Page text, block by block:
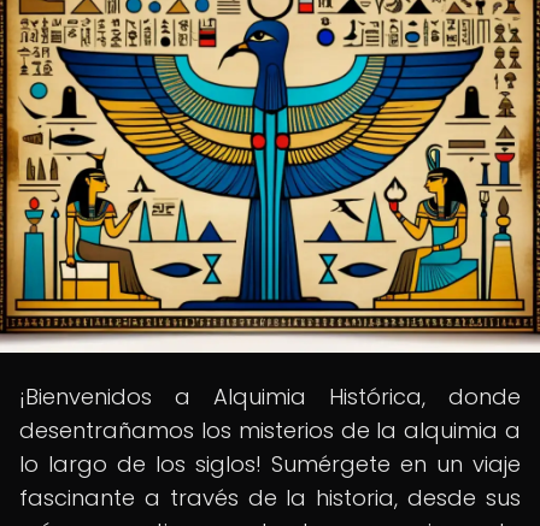
¡Bienvenidos a Alquimia Histórica, donde
desentrañamos los misterios de la alquimia a
lo largo de los siglos! Sumérgete en un viaje
fascinante a través de la historia, desde sus